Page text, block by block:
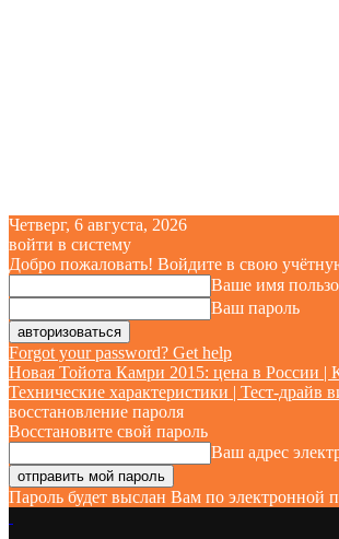
Четверг, 6 августа, 2026
войти в систему
Добро пожаловать! Войдите в свою
Ваше имя
Ваш пароль
Forgot your password? Get help
Новая Тойота Камри 2015: цена в России |
Технические характеристики | Тест-драйв
восстановление пароля
Восстановите свой пароль
Ваш адрес
Пароль будет выслан Вам по электронной